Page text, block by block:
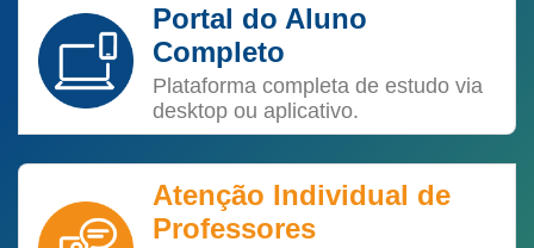
Portal do Aluno
Completo
Plataforma completa de estudo via
desktop ou aplicativo.
Atenção Individual de
Professores